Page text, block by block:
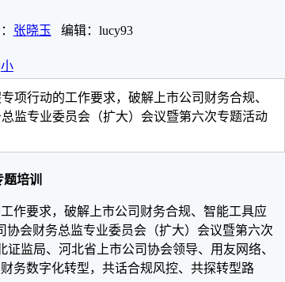
张晓玉 编辑：lucy93
小
项行动的工作要求，破解上市公司财务合规、
监专业委员会（扩大）会议暨第六次专题活动
培训
作要求，破解上市公司财务合规、智能工具应
协会财务总监专业委员会（扩大）会议暨第六次
监局、河北省上市公司协会领导、用友网络、
务数字化转型，共话合规风控、共探转型路